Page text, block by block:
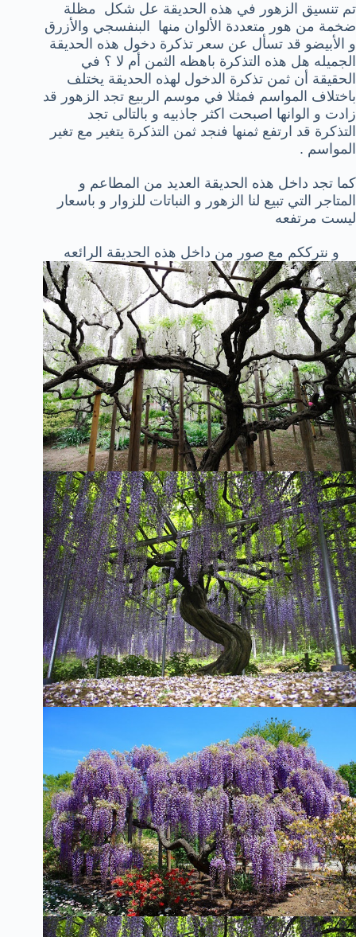
تم تنسيق الزهور في هذه الحديقة عل شكل مظلة
ضخمة من هور متعددة الألوان منها البنفسجي والأزرق
و الأبيضو قد تسأل عن سعر تذكرة دخول هذه الحديقة
الجميله هل هذه التذكرة باهظه الثمن أم لا ؟ في
الحقيقة أن ثمن تذكرة الدخول لهذه الحديقة يختلف
باختلاف المواسم فمثلا في موسم الربيع تجد الزهور قد
زادت و الوانها اصبحت اكثر جاذبيه و بالتالى تجد
التذكرة قد ارتفع ثمنها فنجد ثمن التذكرة يتغير مع تغير
المواسم .
كما تجد داخل هذه الحديقة العديد من المطاعم و
المتاجر التي تبيع لنا الزهور و النباتات للزوار و باسعار
ليست مرتفعه
و نترككم مع صور من داخل هذه الحديقة الرائعه